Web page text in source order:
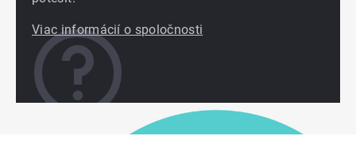
Viac informácií o spoločnosti